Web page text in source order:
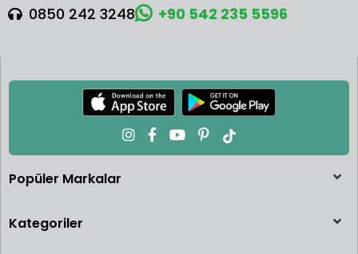
0850 242 3248 +90 542 235 5596
Popüler Markalar
Kategoriler